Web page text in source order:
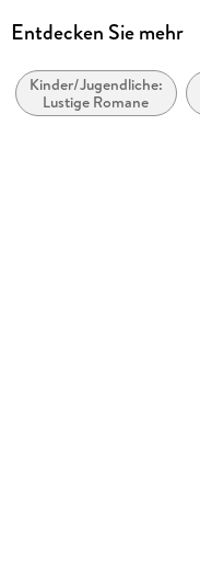
Autor/Autorin
Übersetzung
Cäcilie Heinig
Entdecken Sie mehr
Kinder/Jugendliche:
Lustige Romane